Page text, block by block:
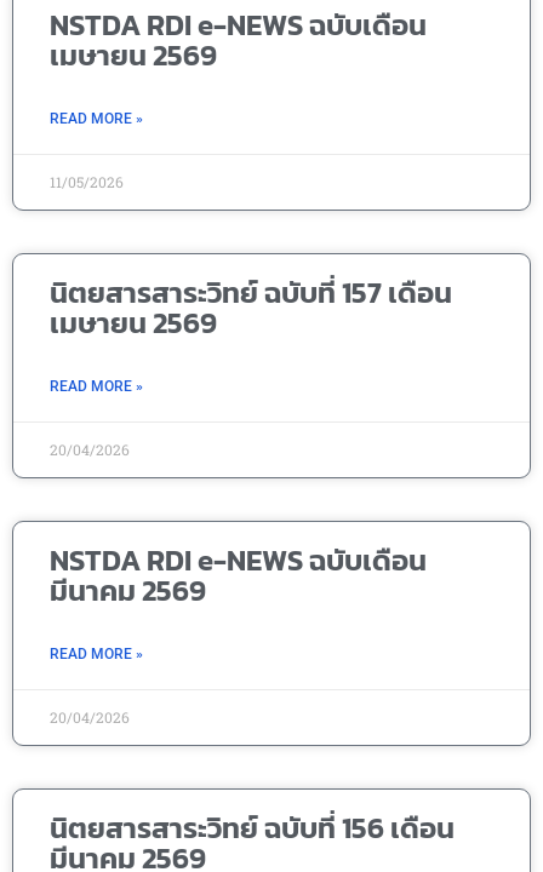
NSTDA RDI e-NEWS ฉบับเดือน
เมษายน 2569
READ MORE »
11/05/2026
นิตยสารสาระวิทย์ ฉบับที่ 157 เดือน
เมษายน 2569
READ MORE »
20/04/2026
NSTDA RDI e-NEWS ฉบับเดือน
มีนาคม 2569
READ MORE »
20/04/2026
นิตยสารสาระวิทย์ ฉบับที่ 156 เดือน
มีนาคม 2569